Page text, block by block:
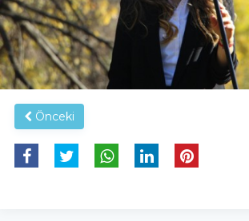
Önceki